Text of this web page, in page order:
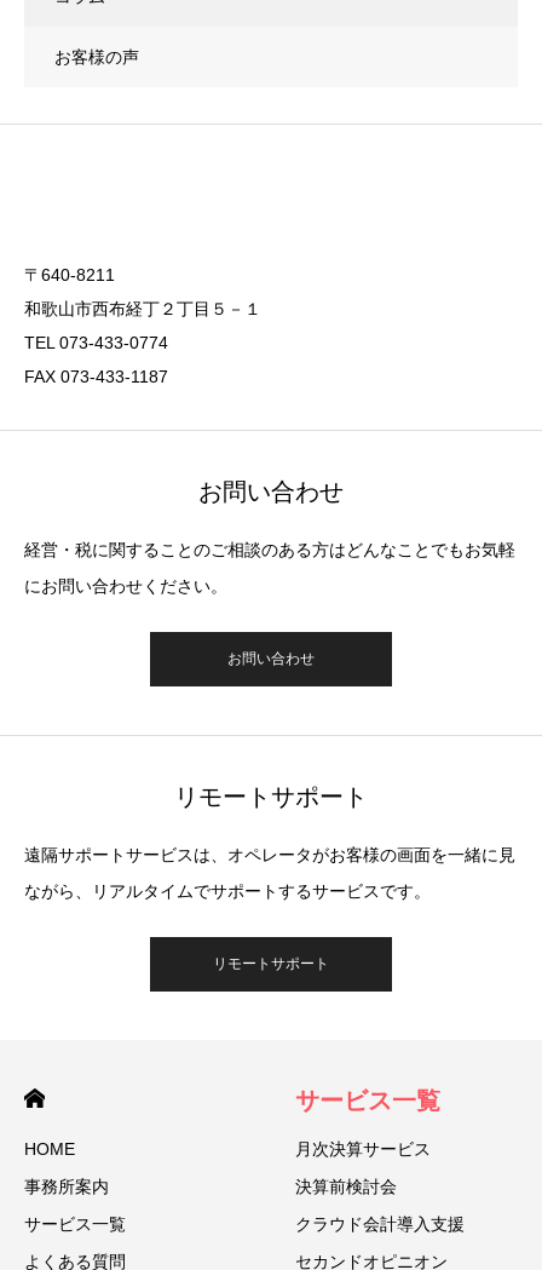
お客様の声
〒640-8211
和歌山市西布経丁２丁目５－１
TEL 073-433-0774
FAX 073-433-1187
お問い合わせ
経営・税に関することのご相談のある方はどんなことでもお気軽
にお問い合わせください。
お問い合わせ
リモートサポート
遠隔サポートサービスは、オペレータがお客様の画面を一緒に見
ながら、リアルタイムでサポートするサービスです。
リモートサポート
HOME
事務所案内
サービス一覧
よくある質問
サービス一覧
月次決算サービス
決算前検討会
クラウド会計導入支援
セカンドオピニオン